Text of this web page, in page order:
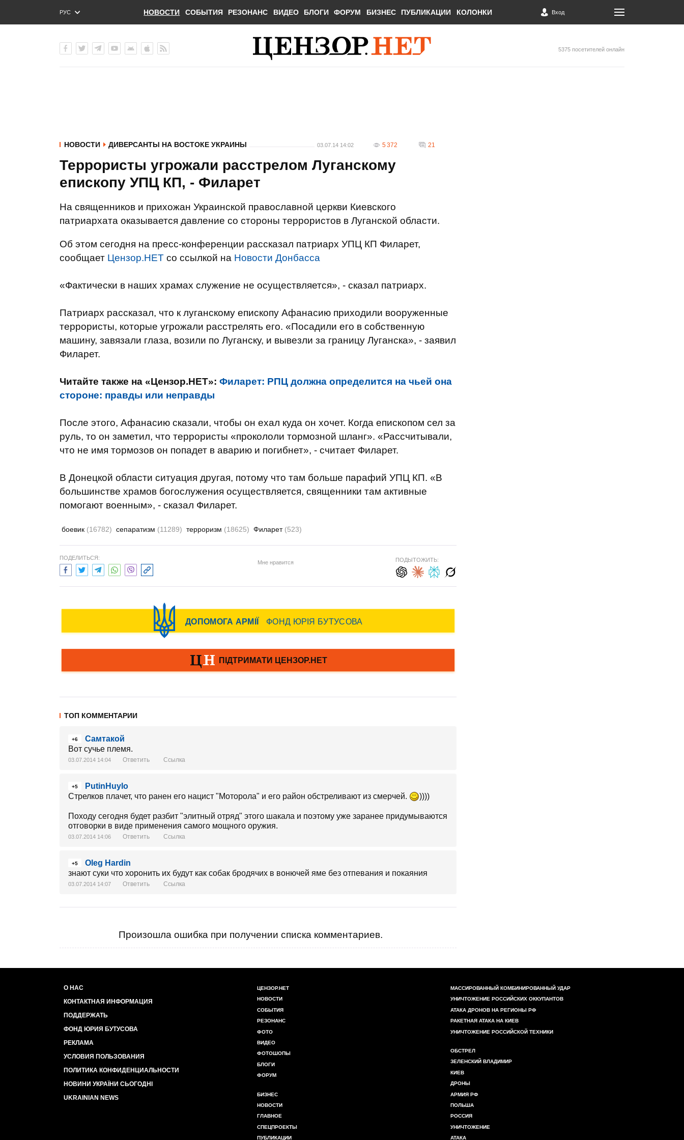
РУС
ENG
НОВОСТИ СОБЫТИЯ РЕЗОНАНС ВИДЕО БЛОГИ ФОРУМ БИЗНЕС ПУБЛИКАЦИИ КОЛОНКИ Вход
5375 посетителей онлайн
НОВОСТИ ДИВЕРСАНТЫ НА ВОСТОКЕ УКРАИНЫ 03.07.14 14:02 5 372 21
Террористы угрожали расстрелом Луганскому
епископу УПЦ КП, - Филарет
На священников и прихожан Украинской православной церкви Киевского
патриархата оказывается давление со стороны террористов в Луганской области.
Об этом сегодня на пресс-конференции рассказал патриарх УПЦ КП Филарет,
сообщает Цензор.НЕТ со ссылкой на Новости Донбасса
«Фактически в наших храмах служение не осуществляется», - сказал патриарх.
Патриарх рассказал, что к луганскому епископу Афанасию приходили вооруженные
террористы, которые угрожали расстрелять его. «Посадили его в собственную
машину, завязали глаза, возили по Луганску, и вывезли за границу Луганска», - заявил
Филарет.
Читайте также на «Цензор.НЕТ»: Филарет: РПЦ должна определится на чьей она
стороне: правды или неправды
После этого, Афанасию сказали, чтобы он ехал куда он хочет. Когда епископом сел за
руль, то он заметил, что террористы «прокололи тормозной шланг». «Рассчитывали,
что не имя тормозов он попадет в аварию и погибнет», - считает Филарет.
В Донецкой области ситуация другая, потому что там больше парафий УПЦ КП. «В
большинстве храмов богослужения осуществляется, священники там активные
помогают военным», - сказал Филарет.
боевик (16782) сепаратизм (11289) терроризм (18625) Филарет (523)
ПОДЕЛИТЬСЯ:
Мне нравится ПОДЫТОЖИТЬ:
ТОП КОММЕНТАРИИ
+6
Самтакой
Вот сучье племя.
03.07.2014 14:04 Ответить Ссылка
+5
PutinHuylo
Стрелков плачет, что ранен его нацист "Моторола" и его район обстреливают из смерчей.
))))
Походу сегодня будет разбит "элитный отряд" этого шакала и поэтому уже заранее придумываются
отговорки в виде применения самого мощного оружия.
03.07.2014 14:06 Ответить Ссылка
+5
Oleg Hardin
знают суки что хоронить их будут как собак бродячих в вонючей яме без отпевания и покаяния
03.07.2014 14:07 Ответить Ссылка
Произошла ошибка при получении списка комментариев.
О НАС
КОНТАКТНАЯ ИНФОРМАЦИЯ
ПОДДЕРЖАТЬ
ФОНД ЮРИЯ БУТУСОВА
РЕКЛАМА
УСЛОВИЯ ПОЛЬЗОВАНИЯ
ПОЛИТИКА КОНФИДЕНЦИАЛЬНОСТИ
НОВИНИ УКРАЇНИ СЬОГОДНІ
UKRAINIAN NEWS
ЦЕНЗОР.НЕТ
НОВОСТИ
СОБЫТИЯ
РЕЗОНАНС
ФОТО
ВИДЕО
ФОТОШОПЫ
БЛОГИ
ФОРУМ
БИЗНЕС
НОВОСТИ
ГЛАВНОЕ
СПЕЦПРОЕКТЫ
ПУБЛИКАЦИИ
МАССИРОВАННЫЙ КОМБИНИРОВАННЫЙ УДАР
УНИЧТОЖЕНИЕ РОССИЙСКИХ ОККУПАНТОВ
АТАКА ДРОНОВ НА РЕГИОНЫ РФ
РАКЕТНАЯ АТАКА НА КИЕВ
УНИЧТОЖЕНИЕ РОССИЙСКОЙ ТЕХНИКИ
ОБСТРЕЛ
ЗЕЛЕНСКИЙ ВЛАДИМИР
КИЕВ
ДРОНЫ
АРМИЯ РФ
ПОЛЬША
РОССИЯ
УНИЧТОЖЕНИЕ
АТАКА